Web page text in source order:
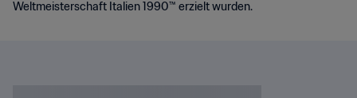
Weltmeisterschaft Italien 1990™ erzielt wurden.